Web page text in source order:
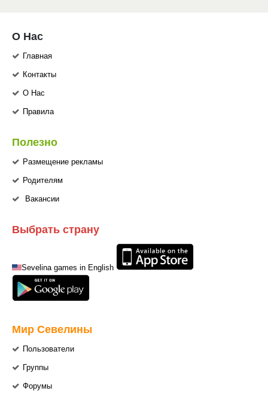
О Нас
Главная
Контакты
О Нас
Правила
Полезно
Размещение рекламы
Родителям
Вакансии
Выбрать страну
Sevelina games in English
Мир Севелины
Пользователи
Группы
Форумы